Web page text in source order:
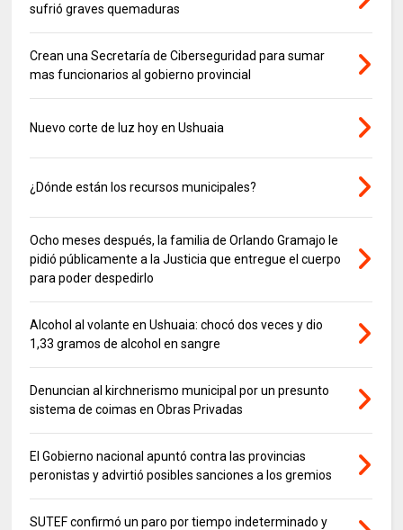
sufrió graves quemaduras
Crean una Secretaría de Ciberseguridad para sumar
mas funcionarios al gobierno provincial
Nuevo corte de luz hoy en Ushuaia
¿Dónde están los recursos municipales?
Ocho meses después, la familia de Orlando Gramajo le
pidió públicamente a la Justicia que entregue el cuerpo
para poder despedirlo
Alcohol al volante en Ushuaia: chocó dos veces y dio
1,33 gramos de alcohol en sangre
Denuncian al kirchnerismo municipal por un presunto
sistema de coimas en Obras Privadas
El Gobierno nacional apuntó contra las provincias
peronistas y advirtió posibles sanciones a los gremios
SUTEF confirmó un paro por tiempo indeterminado y